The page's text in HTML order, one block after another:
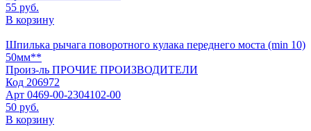
55 руб.
В корзину
Шпилька рычага поворотного кулака переднего моста (min 10)
50мм**
Произ-ль ПРОЧИЕ ПРОИЗВОДИТЕЛИ
Код 206972
Арт 0469-00-2304102-00
50 руб.
В корзину